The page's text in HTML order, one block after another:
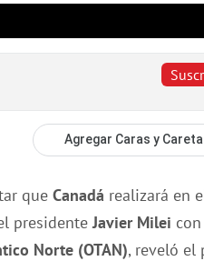
Agregar Caras y
que Canadá realizará en
presidenteJavier Milei
Norte (OTAN), reveló el